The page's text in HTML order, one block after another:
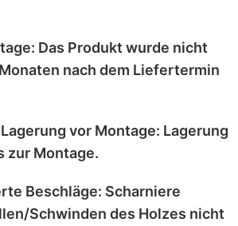
Das Produkt wurde nicht
nach dem Liefertermin
vor Montage: Lagerung
zur Montage.
Beschläge: Scharniere
Schwinden des Holzes nicht